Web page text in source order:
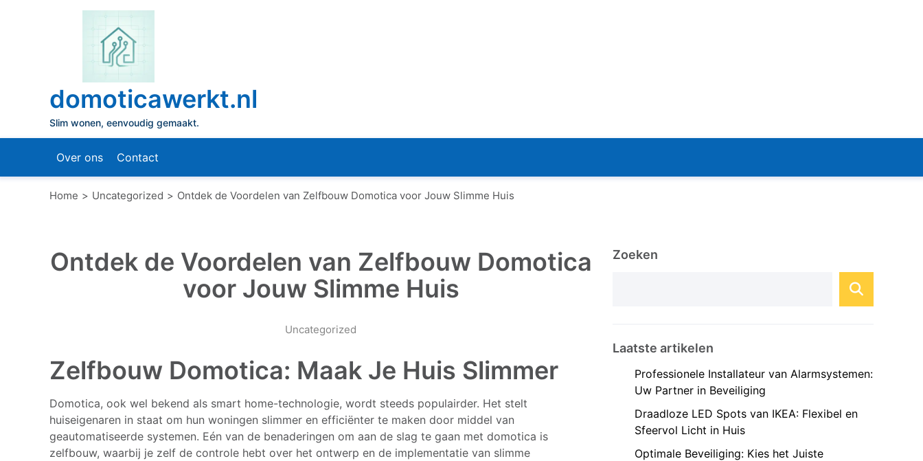
domoticawerkt.nl
Slim wonen, eenvoudig gemaakt.
Over ons Contact
Home Uncategorized Ontdek de Voordelen van Zelfbouw Domotica voor Jouw Slimme Huis
Ontdek de Voordelen van Zelfbouw Domotica
voor Jouw Slimme Huis
Uncategorized
Zelfbouw Domotica: Maak Je Huis Slimmer
Domotica, ook wel bekend als smart home-technologie, wordt steeds populairder. Het stelt
huiseigenaren in staat om hun woningen slimmer en efficiënter te maken door middel van
geautomatiseerde systemen. Eén van de benaderingen om aan de slag te gaan met domotica is
zelfbouw, waarbij je zelf de controle hebt over het ontwerp en de implementatie van slimme
Zoeken
Laatste artikelen
Professionele Installateur van Alarmsystemen:
Uw Partner in Beveiliging
Draadloze LED Spots van IKEA: Flexibel en
Sfeervol Licht in Huis
Optimale Beveiliging: Kies het Juiste